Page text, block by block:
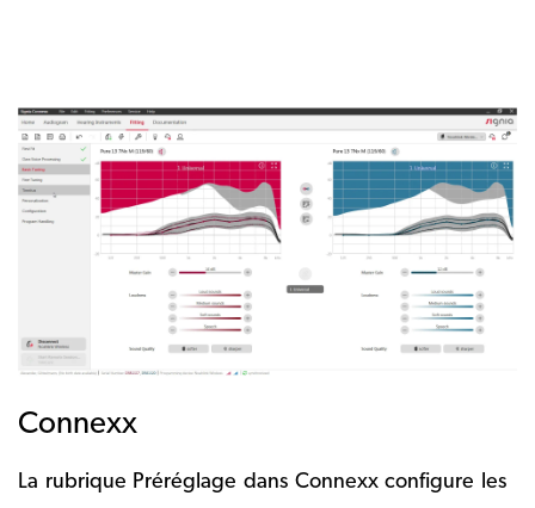
Connexx
La rubrique Préréglage dans Connexx configure les